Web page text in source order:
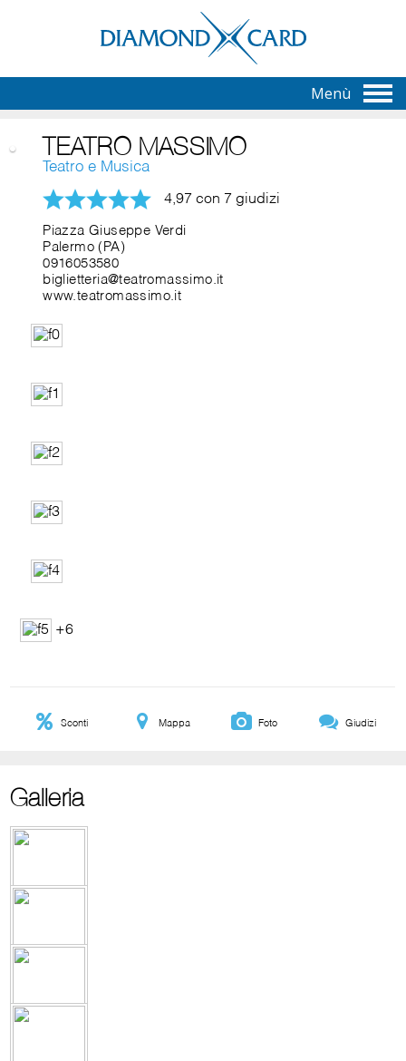
Menù
TEATRO MASSIMO
Teatro e Musica
4,97 con 7 giudizi
Piazza Giuseppe Verdi
Palermo (PA)
0916053580
biglietteria@teatromassimo.it
www.teatromassimo.it
+6
Sconti Mappa Foto Giudizi
Galleria